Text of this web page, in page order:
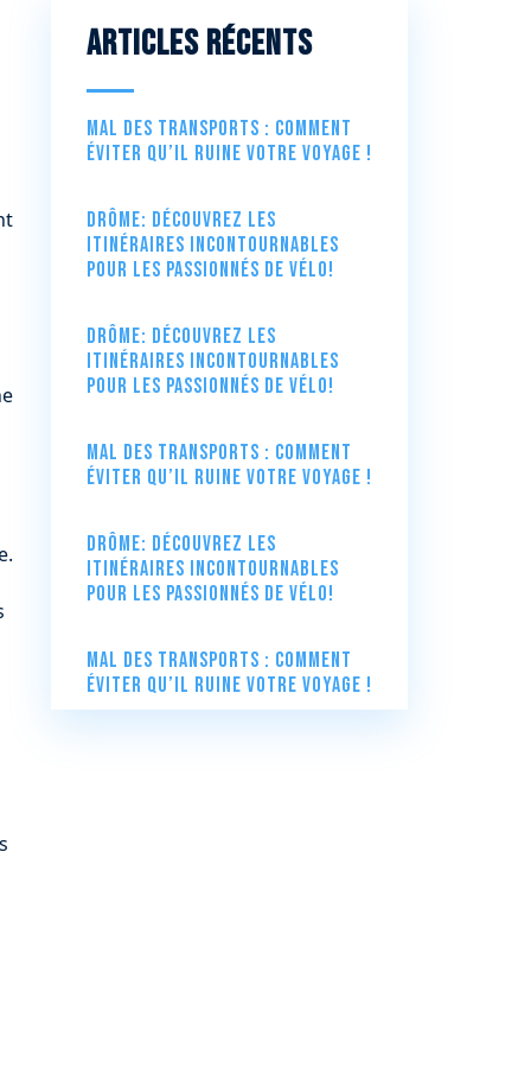
Articles récents
Mal des transports : comment
éviter qu’il ruine votre voyage !
Drôme: Découvrez les
itinéraires incontournables
pour les passionnés de vélo!
Drôme: Découvrez les
itinéraires incontournables
pour les passionnés de vélo!
Mal des transports : comment
éviter qu’il ruine votre voyage !
Drôme: Découvrez les
itinéraires incontournables
pour les passionnés de vélo!
Mal des transports : comment
éviter qu’il ruine votre voyage !